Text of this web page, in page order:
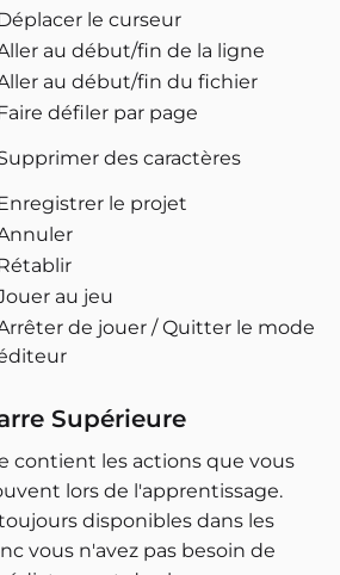
le curseur
au début/fin de la ligne
au début/fin du fichier
défiler par page
des caractères
le projet
au jeu
de jouer / Quitter le mode
Supérieure
contient les actions que vous
lors de l'apprentissage.
disponibles dans les
vous n'avez pas besoin de